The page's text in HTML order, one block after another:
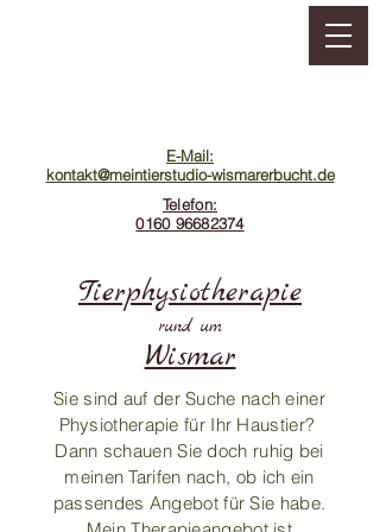
E-Mail:
kontakt@meintierstudio-wismarerbucht.de
Telefon:
0160 96682374
Sie sind auf der Suche nach einer
Physiotherapie für Ihr Haustier?
Dann schauen Sie doch ruhig bei
meinen Tarifen nach, ob ich ein
passendes Angebot für Sie habe.
Tierphysiotherapie
rund um
Wismar